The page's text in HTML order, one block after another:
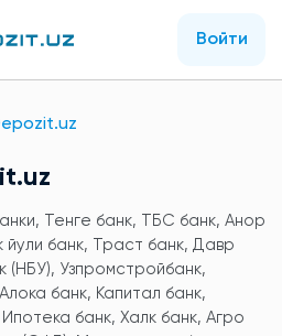
Войти
Тенге банк, ТБС банк, Анор
йули банк, Траст банк, Давр
(НБУ), Узпромстройбанк,
банк, Капитал банк,
банк, Халк банк, Агро